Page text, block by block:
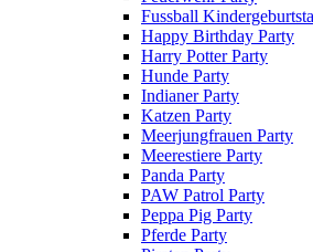
Fussball
Happy Birthday Party
Harry Potter Party
Hunde Party
Indianer Party
Katzen Party
Meerjungfrauen Party
Meerestiere Party
Panda Party
PAW Patrol Party
Peppa Pig Party
Pferde Party